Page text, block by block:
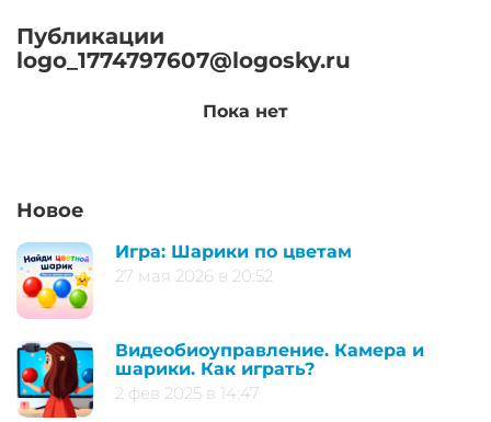
Публикации
logo_1774797607@logosky.ru
Пока нет
Новое
Игра: Шарики по цветам
27 мая 2026 в 20:52
Видеобиоуправление. Камера и
шарики. Как играть?
2 фев 2025 в 14:47